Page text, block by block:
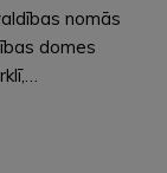
nomās
domes